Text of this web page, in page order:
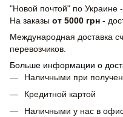
"Новой почтой" по Украине
На заказы от 5000 грн -
Международная доставка
перевозчиков.
Больше информации о
Наличными при
Кредитной картой
Наличными у нас в